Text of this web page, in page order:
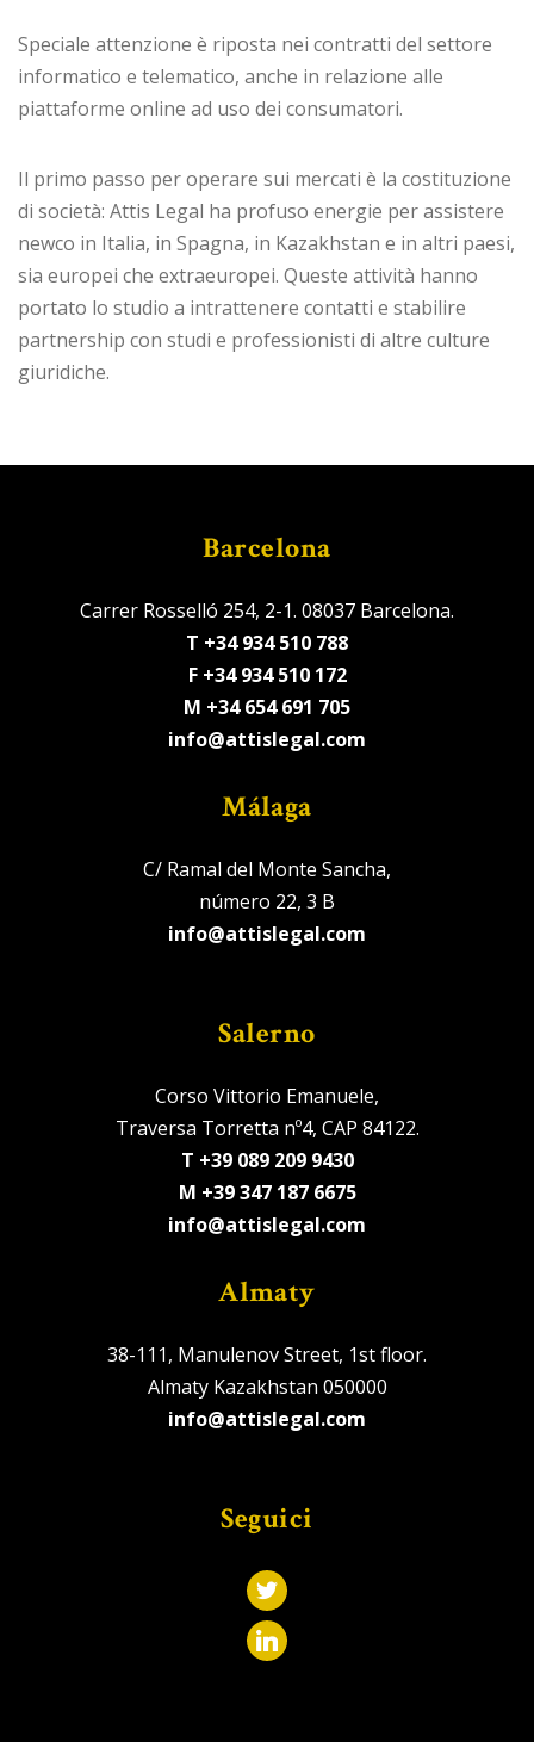
Speciale attenzione è riposta nei contratti del settore
informatico e telematico, anche in relazione alle
piattaforme online ad uso dei consumatori.
Il primo passo per operare sui mercati è la costituzione
di società: Attis Legal ha profuso energie per assistere
newco in Italia, in Spagna, in Kazakhstan e in altri paesi,
sia europei che extraeuropei. Queste attività hanno
portato lo studio a intrattenere contatti e stabilire
partnership con studi e professionisti di altre culture
giuridiche.
Barcelona
Carrer Rosselló 254, 2-1. 08037 Barcelona.
T +34 934 510 788
F +34 934 510 172
M +34 654 691 705
info@attislegal.com
Málaga
C/ Ramal del Monte Sancha,
número 22, 3 B
info@attislegal.com
Salerno
Corso Vittorio Emanuele,
Traversa Torretta nº4, CAP 84122.
T +39 089 209 9430
M +39 347 187 6675
info@attislegal.com
Almaty
38-111, Manulenov Street, 1st floor.
Almaty Kazakhstan 050000
info@attislegal.com
Seguici